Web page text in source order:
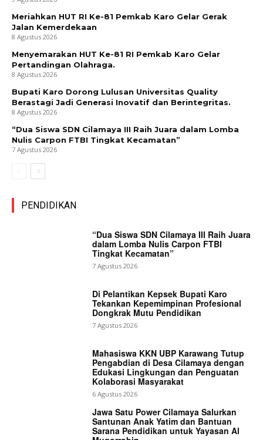
Meriahkan HUT RI Ke-81 Pemkab Karo Gelar Gerak
Jalan Kemerdekaan
8 Agustus 2026
Menyemarakan HUT Ke-81 RI Pemkab Karo Gelar
Pertandingan Olahraga.
8 Agustus 2026
Bupati Karo Dorong Lulusan Universitas Quality
Berastagi Jadi Generasi Inovatif dan Berintegritas.
8 Agustus 2026
“Dua Siswa SDN Cilamaya III Raih Juara dalam Lomba
Nulis Carpon FTBI Tingkat Kecamatan”
7 Agustus 2026
PENDIDIKAN
“Dua Siswa SDN Cilamaya III Raih Juara
dalam Lomba Nulis Carpon FTBI
Tingkat Kecamatan”
7 Agustus 2026
Di Pelantikan Kepsek Bupati Karo
Tekankan Kepemimpinan Profesional
Dongkrak Mutu Pendidikan
7 Agustus 2026
Mahasiswa KKN UBP Karawang Tutup
Pengabdian di Desa Cilamaya dengan
Edukasi Lingkungan dan Penguatan
Kolaborasi Masyarakat
6 Agustus 2026
Jawa Satu Power Cilamaya Salurkan
Santunan Anak Yatim dan Bantuan
Sarana Pendidikan untuk Yayasan Al